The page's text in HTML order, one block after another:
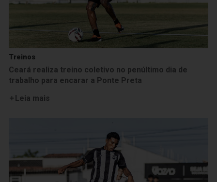
Treinos
Ceará realiza treino coletivo no penúltimo dia de
trabalho para encarar a Ponte Preta
Leia mais